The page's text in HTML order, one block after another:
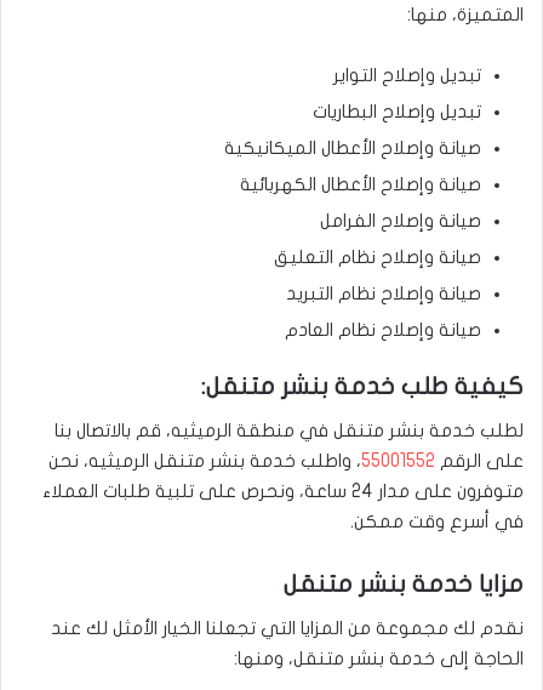
المتميزة، منها:
تبديل وإصلاح التواير
تبديل وإصلاح البطاريات
صيانة وإصلاح الأعطال الميكانيكية
صيانة وإصلاح الأعطال الكهربائية
صيانة وإصلاح الفرامل
صيانة وإصلاح نظام التعليق
صيانة وإصلاح نظام التبريد
صيانة وإصلاح نظام العادم
كيفية طلب خدمة بنشر متنقل:
لطلب خدمة بنشر متنقل في منطقة الرميثيه، قم بالاتصال بنا
على الرقم 55001552، واطلب خدمة بنشر متنقل الرميثيه، نحن
متوفرون على مدار 24 ساعة، ونحرص على تلبية طلبات العملاء
في أسرع وقت ممكن.
مزايا خدمة بنشر متنقل
نقدم لك مجموعة من المزايا التي تجعلنا الخيار الأمثل لك عند
الحاجة إلى خدمة بنشر متنقل، ومنها: